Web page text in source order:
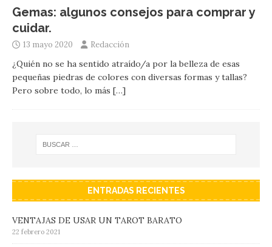
Gemas: algunos consejos para comprar y
cuidar.
13 mayo 2020 Redacción
¿Quién no se ha sentido atraído/a por la belleza de esas
pequeñas piedras de colores con diversas formas y tallas?
Pero sobre todo, lo más […]
ENTRADAS RECIENTES
VENTAJAS DE USAR UN TAROT BARATO
22 febrero 2021